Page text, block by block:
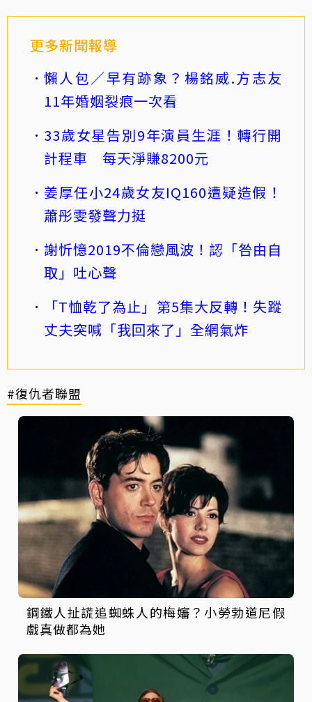
更多新聞報導
懶人包／早有跡象？楊銘威.方志友
11年婚姻裂痕一次看
33歲女星告別9年演員生涯！轉行開
計程車 每天淨賺8200元
姜厚任小24歲女友IQ160遭疑造假！
蕭彤雯發聲力挺
謝忻憶2019不倫戀風波！認「咎由自
取」吐心聲
「T恤乾了為止」第5集大反轉！失蹤
丈夫突喊「我回來了」全網氣炸
#復仇者聯盟
鋼鐵人扯謊追蜘蛛人的梅嬸？小勞勃道尼假
戲真做都為她